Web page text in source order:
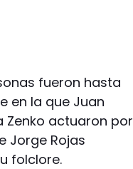
fueron hasta
en la que Juan
Zenko actuaron por
Jorge Rojas
folclore.